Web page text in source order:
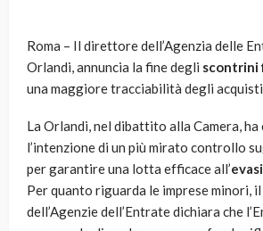
Roma – Il direttore dell’Agenzia delle
Orlandi, annuncia la fine degli scontrini
una maggiore tracciabilità degli
La Orlandi, nel dibattito alla Camera, ha
l’intenzione di un più mirato controllo
per garantire una lotta efficace all’
Per quanto riguarda le imprese minori,
dell’Agenzie dell’Entrate dichiara che